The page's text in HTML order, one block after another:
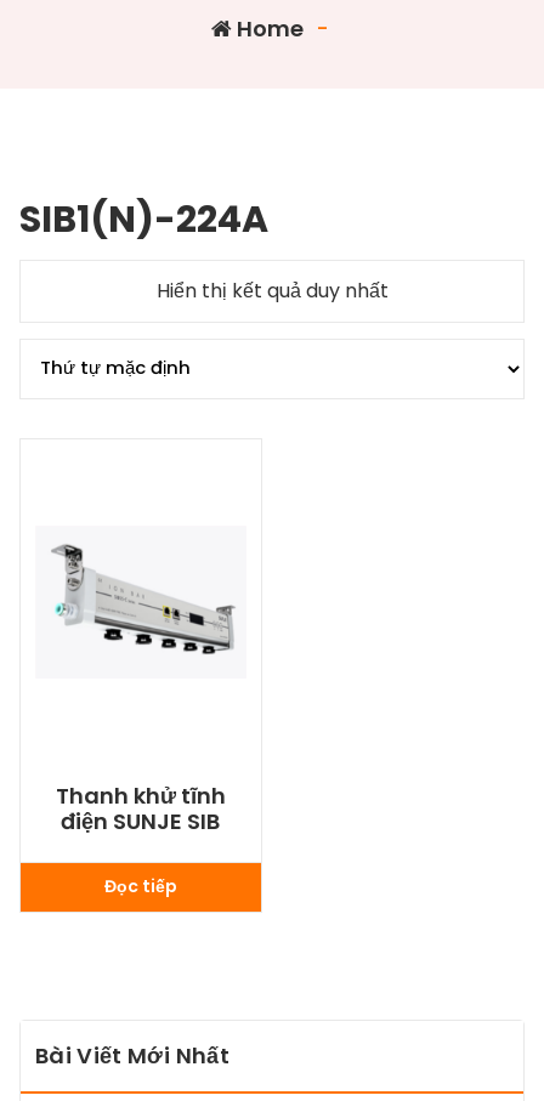
Home -
SIB1(N)-224A
Hiển thị kết quả duy nhất
Thanh khử tĩnh
điện SUNJE SIB
Đọc tiếp
Bài Viết Mới Nhất